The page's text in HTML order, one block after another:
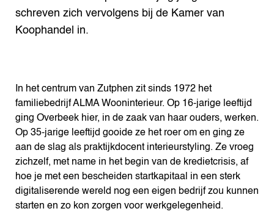
schreven zich vervolgens bij de Kamer van
Koophandel in.
In het centrum van Zutphen zit sinds 1972 het
familiebedrijf ALMA Wooninterieur. Op 16-jarige leeftijd
ging Overbeek hier, in de zaak van haar ouders, werken.
Op 35-jarige leeftijd gooide ze het roer om en ging ze
aan de slag als praktijkdocent interieurstyling. Ze vroeg
zichzelf, met name in het begin van de kredietcrisis, af
hoe je met een bescheiden startkapitaal in een sterk
digitaliserende wereld nog een eigen bedrijf zou kunnen
starten en zo kon zorgen voor werkgelegenheid.